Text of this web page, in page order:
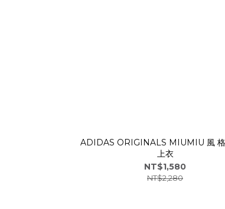
ADIDAS ORIGINALS MIUMIU 風
上衣
NT$1,580
NT$2,280